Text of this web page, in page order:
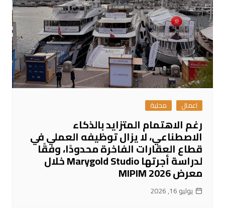
اعمال محلية
رغم الاهتمام المتزايد بالذكاء
الاصطناعي، لا يزال توظيفه العملي في
قطاع العقارات الفاخرة محدودًا، وفقًا
لدراسة أجرتها Marygold Studio خلال
معرض MIPIM 2026
يوليو 16, 2026